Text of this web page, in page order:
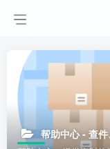
帮助中心 - 查